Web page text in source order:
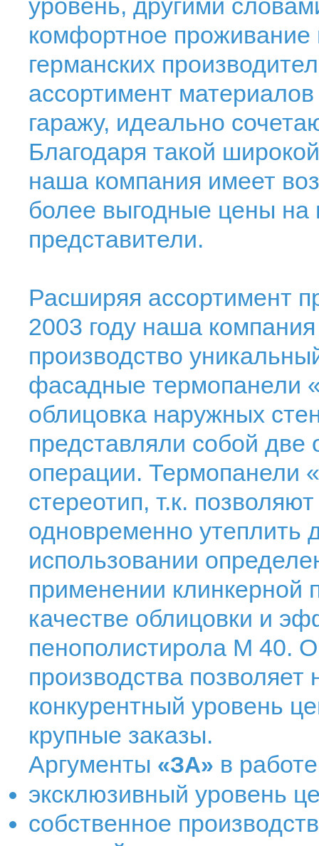
уровень, другими
комфортное
германских
ассортимент
гаражу, идеально
Благодаря такой
наша компания имеет
более выгодные цены на
представители.
Расширяя ассортимент
2003 году наша
производство
фасадные термопанели
облицовка наружных
представляли собой две
операции. Термопанели
стереотип, т.к.
одновременно утеплить
использовании
применении клинкерной
качестве облицовки и
пенополистирола М 40.
производства
конкурентный уровень
крупные заказы.
Аргументы «ЗА» в
эксклюзивный уровень
собственное